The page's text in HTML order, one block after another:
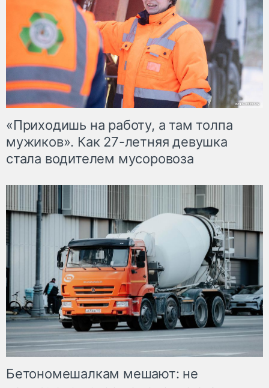
«Приходишь на работу, а там толпа
мужиков». Как 27-летняя девушка
стала водителем мусоровоза
Бетономешалкам мешают: не